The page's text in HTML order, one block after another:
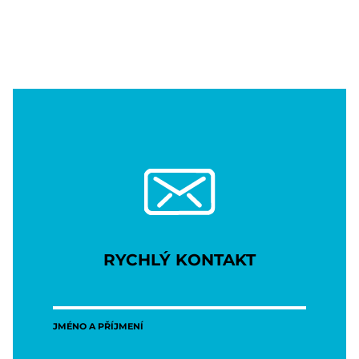
RYCHLÝ KONTAKT
JMÉNO A PŘÍJMENÍ